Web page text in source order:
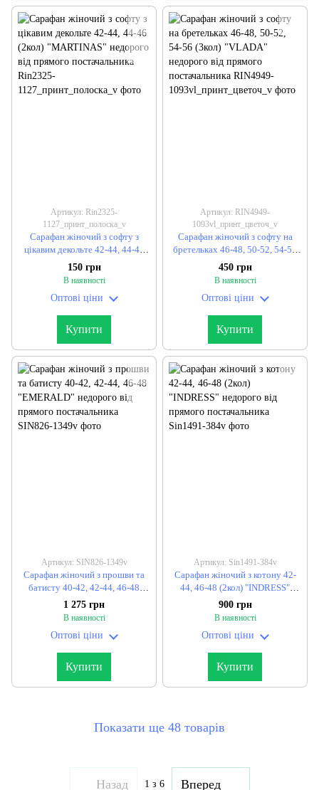
Артикул: Rin2325-
1127_принт_полоска_v
Сарафан жіночий з софту з
цікавим декольте 42-44, 44-46
(2кол) "MARTINAS" недорого
від прямого постачальника
150 грн
В наявності
Оптові ціни
Купити
Артикул: RIN4949-
1093vl_принт_цветоч_v
Сарафан жіночий з софту на
бретельках 46-48, 50-52, 54-56
(3кол) "VLADA" недорого від
прямого постачальника
450 грн
В наявності
Оптові ціни
Купити
Артикул: SIN826-1349v
Сарафан жіночий з прошви та
батисту 40-42, 42-44, 46-48
"EMERALD" недорого від
прямого постачальника
1 275 грн
В наявності
Оптові ціни
Купити
Артикул: Sin1491-384v
Сарафан жіночий з котону 42-
44, 46-48 (2кол) "INDRESS"
недорого від прямого
постачальника
900 грн
В наявності
Оптові ціни
Купити
Показати ще 48 товарів
Назад 1 з 6 Вперед